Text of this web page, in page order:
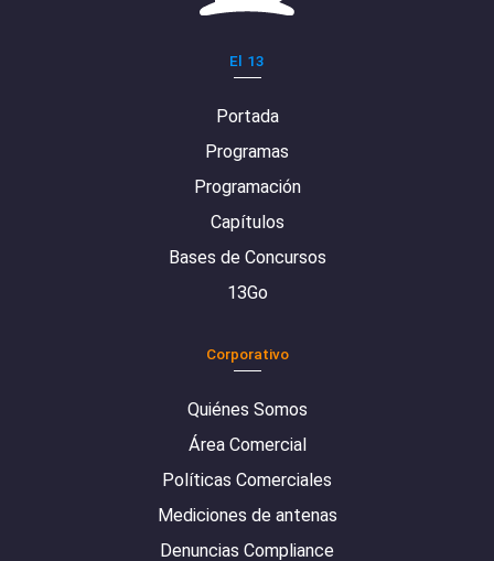
El 13
Portada
Programas
Programación
Capítulos
Bases de Concursos
13Go
Corporativo
Quiénes Somos
Área Comercial
Políticas Comerciales
Mediciones de antenas
Denuncias Compliance